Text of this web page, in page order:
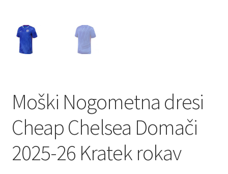
Moški Nogometna dresi
Cheap Chelsea Domači
2025-26 Kratek rokav